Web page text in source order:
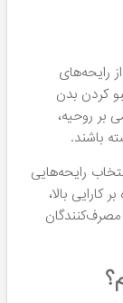
رایحه‌های
کردن بدن
بر روحیه،
باشند.
رایحه‌هایی
بالا،
مصرف‌کنندگان